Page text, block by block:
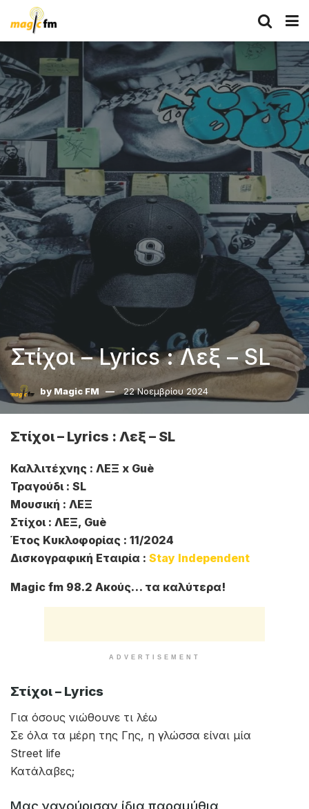
Στίχοι – Lyrics : Λεξ – SL
by Magic FM 22 Νοεμβρίου 2024
Στίχοι – Lyrics : Λεξ – SL
Καλλιτέχνης : ΛΕΞ x Guè
Τραγούδι : SL
Μουσική : ΛΕΞ
Στίχοι : ΛΕΞ, Guè
Έτος Κυκλοφορίας : 11/2024
Δισκογραφική Εταιρία : Stay Independent
Magic fm 98.2 Ακούς… τα καλύτερα!
ADVERTISEMENT
Στίχοι – Lyrics
Για όσους νιώθουνε τι λέω
Σε όλα τα μέρη της Γης, η γλώσσα είναι μία
Street life
Κατάλαβες;